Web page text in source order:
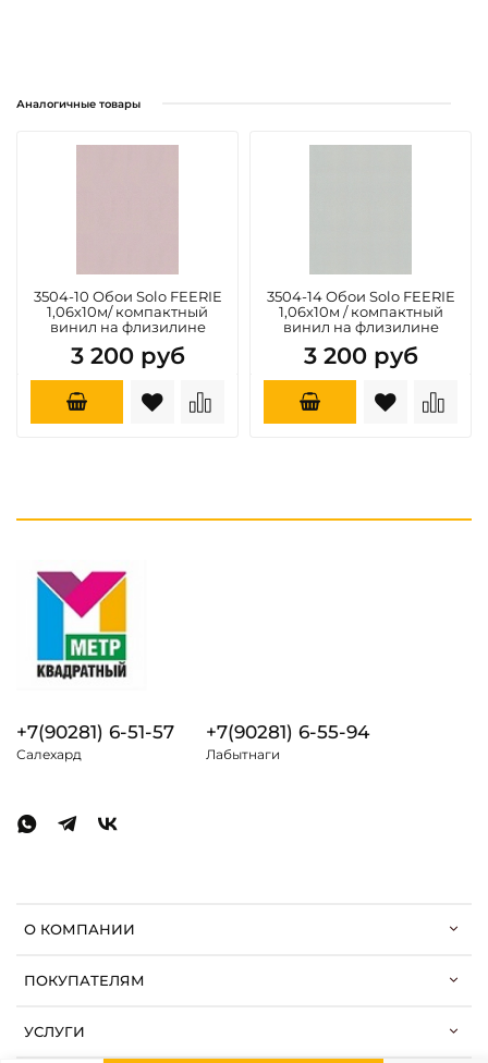
Аналогичные товары
3504-10 Обои Solo FEERIE
1,06х10м/ компактный
винил на флизилине
3 200 руб
3504-14 Обои Solo FEERIE
1,06х10м / компактный
винил на флизилине
3 200 руб
О КОМПАНИИ
ПОКУПАТЕЛЯМ
УСЛУГИ
+7(90281) 6-51-57
Салехард
+7(90281) 6-55-94
Лабытнаги